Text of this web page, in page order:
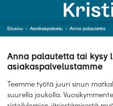
Etusivu › Asiakaspalvelu › Anna palautetta
Anna palautetta tai kysy
asiakaspalvelustamme
Teemme työtä juuri sinun
suurella joukolla.